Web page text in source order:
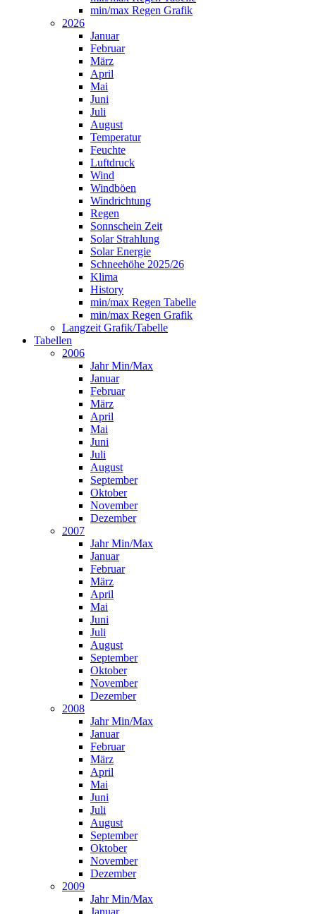
min/max Regen Grafik
2026
Januar
Februar
März
April
Mai
Juni
Juli
August
Temperatur
Feuchte
Luftdruck
Wind
Windböen
Windrichtung
Regen
Sonnschein Zeit
Solar Strahlung
Solar Energie
Schneehöhe 2025/26
Klima
History
min/max Regen Tabelle
min/max Regen Grafik
Langzeit Grafik/Tabelle
Tabellen
2006
Jahr Min/Max
Januar
Februar
März
April
Mai
Juni
Juli
August
September
Oktober
November
Dezember
2007
Jahr Min/Max
Januar
Februar
März
April
Mai
Juni
Juli
August
September
Oktober
November
Dezember
2008
Jahr Min/Max
Januar
Februar
März
April
Mai
Juni
Juli
August
September
Oktober
November
Dezember
2009
Jahr Min/Max
Januar